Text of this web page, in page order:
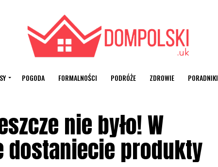
POGODA FORMALNOŚCI PODRÓŻE ZDROWIE PORADNIKI
nie było! W
produkty